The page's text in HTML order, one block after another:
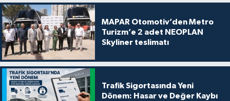
MAPAR Otomotiv’den Metro
Turizm’e 2 adet NEOPLAN
Skyliner teslimatı
Trafik Sigortasında Yeni
Dönem: Hasar ve Değer Kaybı